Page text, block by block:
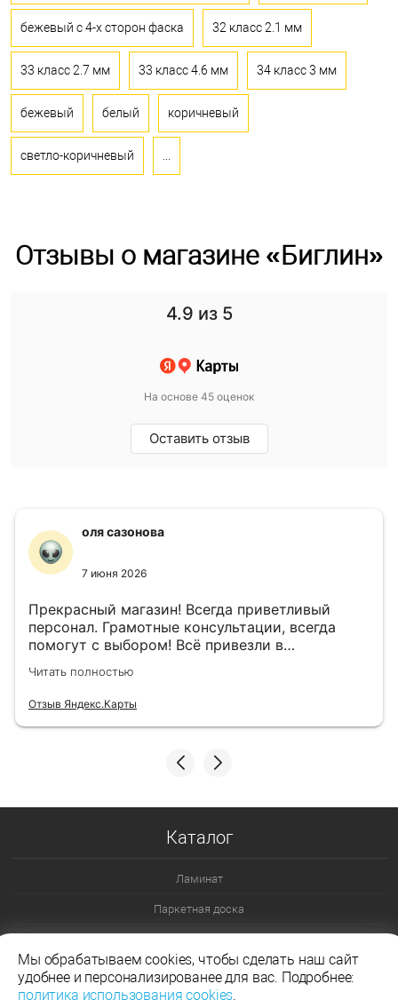
бежевый с 4-х сторон фаска 32 класс 2.1 мм
33 класс 2.7 мм 33 класс 4.6 мм 34 класс 3 мм
бежевый белый коричневый
светло-коричневый
Отзывы о магазине «Биглин»
4.9 из 5
На основе 45 оценок
Оставить отзыв
оля сазонова
7 июня 2026
Прекрасный магазин! Всегда приветливый
персонал. Грамотные консультации, всегда
помогут с выбором! Всё привезли в
назначенный день!
Читать полностью
Отзыв Яндекс.Карты
Каталог
Ламинат
Паркетная доска
Ламинат 33 класс
Мы обрабатываем cookies, чтобы сделать наш сайт
удобнее и персонализированее для вас. Подробнее:
политика использования cookies.